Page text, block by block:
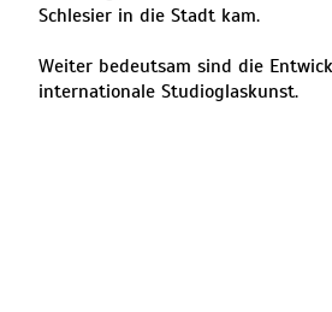
Schlesier in die Stadt kam.
Weiter bedeutsam sind die
internationale Studioglaskunst.